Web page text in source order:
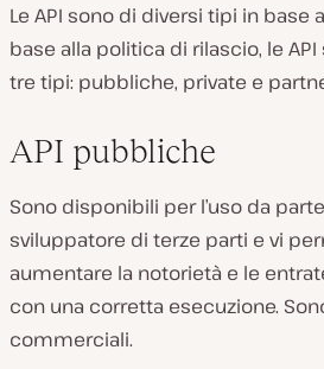
Le API sono di diversi tipi in base
base alla politica di rilascio, le
tre tipi: pubbliche, private e
API pubbliche
Sono disponibili per l’uso da
sviluppatore di terze parti e vi
aumentare la notorietà e le
con una corretta esecuzione.
commerciali.